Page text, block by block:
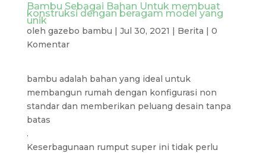
Bambu Sebagai Bahan Untuk membuat
konstruksi dengan beragam model yang
unik
oleh gazebo bambu | Jul 30, 2021 | Berita | 0
Komentar
bambu adalah bahan yang ideal untuk
membangun rumah dengan konfigurasi non
standar dan memberikan peluang desain tanpa
batas
.
Keserbagunaan rumput super ini tidak perlu